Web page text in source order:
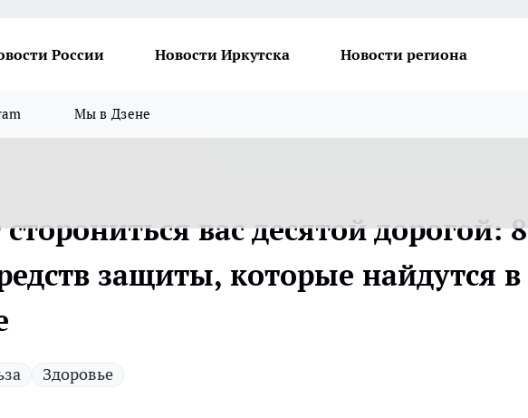
России Новости Иркутска Новости региона
Мы в Дзене
вас десятой дорогой: 8
защиты, которые найдутся в
Здоровье